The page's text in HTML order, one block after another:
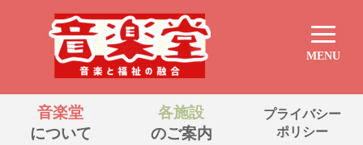
MENU
音楽堂
について
各施設
のご案内
プライバシー
ポリシー